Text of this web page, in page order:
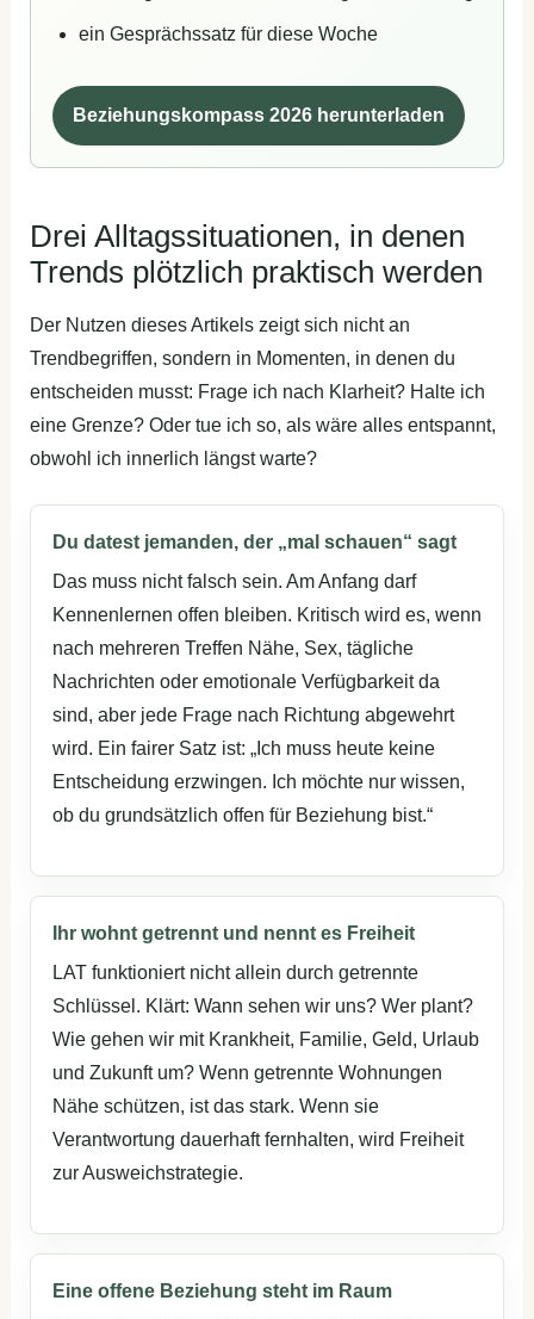
ein Gesprächssatz für diese Woche
Beziehungskompass 2026 herunterladen
Drei Alltagssituationen, in denen
Trends plötzlich praktisch werden
Der Nutzen dieses Artikels zeigt sich nicht an
Trendbegriffen, sondern in Momenten, in denen du
entscheiden musst: Frage ich nach Klarheit? Halte ich
eine Grenze? Oder tue ich so, als wäre alles entspannt,
obwohl ich innerlich längst warte?
Du datest jemanden, der „mal schauen“ sagt
Das muss nicht falsch sein. Am Anfang darf
Kennenlernen offen bleiben. Kritisch wird es, wenn
nach mehreren Treffen Nähe, Sex, tägliche
Nachrichten oder emotionale Verfügbarkeit da
sind, aber jede Frage nach Richtung abgewehrt
wird. Ein fairer Satz ist: „Ich muss heute keine
Entscheidung erzwingen. Ich möchte nur wissen,
ob du grundsätzlich offen für Beziehung bist.“
Ihr wohnt getrennt und nennt es Freiheit
LAT funktioniert nicht allein durch getrennte
Schlüssel. Klärt: Wann sehen wir uns? Wer plant?
Wie gehen wir mit Krankheit, Familie, Geld, Urlaub
und Zukunft um? Wenn getrennte Wohnungen
Nähe schützen, ist das stark. Wenn sie
Verantwortung dauerhaft fernhalten, wird Freiheit
zur Ausweichstrategie.
Eine offene Beziehung steht im Raum